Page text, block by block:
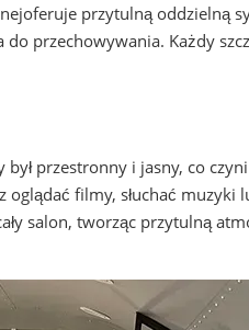
oferuje przytulną oddzielną
przechowywania. Każdy
był przestronny i jasny, co
filmy, słuchać muzyki
salon, tworząc przytulną